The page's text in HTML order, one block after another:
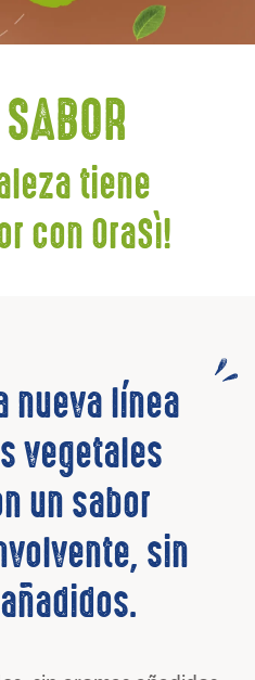
tiene
con OraSì!
nueva línea
vegetales
un sabor
sin